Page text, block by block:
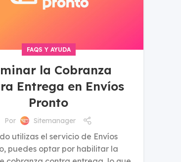
FAQS Y AYUDA
la Cobranza
Entrega en Envíos
Pronto
Por Sitemanager
utilizas el servicio de Envíos
puedes optar por habilitar la